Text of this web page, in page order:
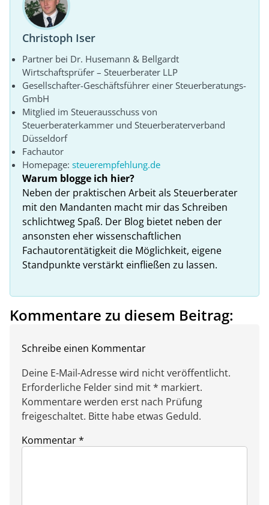
Christoph Iser
Partner bei Dr. Husemann & Bellgardt
Wirtschaftsprüfer – Steuerberater LLP
Gesellschafter-Geschäftsführer einer Steuerberatungs-
GmbH
Mitglied im Steuerausschuss von
Steuerberaterkammer und Steuerberaterverband
Düsseldorf
Fachautor
Homepage: steuerempfehlung.de
Warum blogge ich hier?
Neben der praktischen Arbeit als Steuerberater
mit den Mandanten macht mir das Schreiben
schlichtweg Spaß. Der Blog bietet neben der
ansonsten eher wissenschaftlichen
Fachautorentätigkeit die Möglichkeit, eigene
Standpunkte verstärkt einfließen zu lassen.
Kommentare zu diesem Beitrag:
Schreibe einen Kommentar
Deine E-Mail-Adresse wird nicht veröffentlicht.
Erforderliche Felder sind mit * markiert.
Kommentare werden erst nach Prüfung
freigeschaltet. Bitte habe etwas Geduld.
Kommentar*